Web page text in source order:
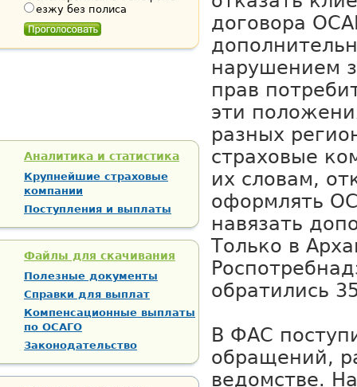
договора
нарушением
прав
эти
разных
страховые
их словам,
оформлять
навязать
Только в
обратились
В ФАС
обращений,
ведомстве.
езжу без полиса
Аналитика и статистика
Крупнейшие страховые
компании
Поступления и выплаты
Файлы для скачивания
Полезные документы
Справки для выплат
Компенсационные выплаты
по ОСАГО
Законодательство